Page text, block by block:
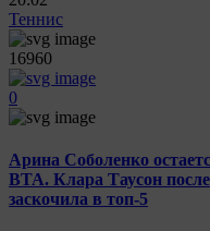
Теннис
16960
0
Арина Соболенко
ВTA. Клара Таусон
заскочила в топ-5